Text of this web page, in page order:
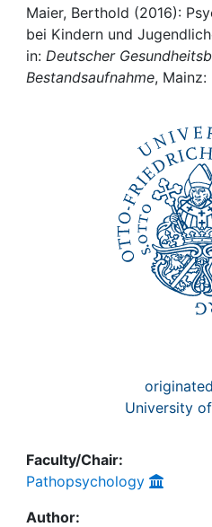
Awards
My FIS
Maier, Berthold (2016):
bei Kindern und
in: Deutscher
Bestandsaufnahme, Mainz:
University
Faculty/Chair:
Pathopsychology
Author: